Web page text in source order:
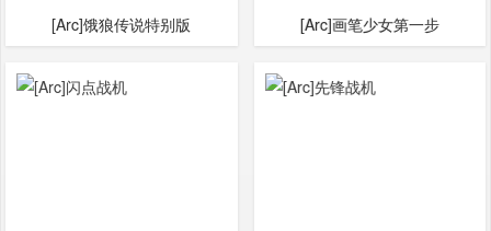
[Arc]饿狼传说特别版 [Arc]画笔少女第一步